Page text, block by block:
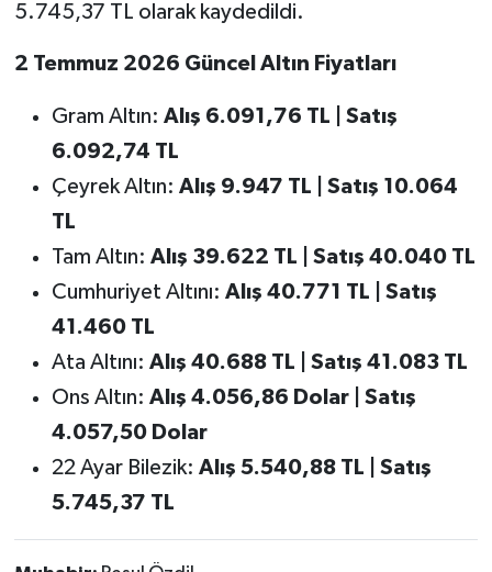
5.745,37 TL olarak kaydedildi.
2 Temmuz 2026 Güncel Altın Fiyatları
Gram Altın: Alış 6.091,76 TL | Satış
6.092,74 TL
Çeyrek Altın: Alış 9.947 TL | Satış 10.064
TL
Tam Altın: Alış 39.622 TL | Satış 40.040 TL
Cumhuriyet Altını: Alış 40.771 TL | Satış
41.460 TL
Ata Altını: Alış 40.688 TL | Satış 41.083 TL
Ons Altın: Alış 4.056,86 Dolar | Satış
4.057,50 Dolar
22 Ayar Bilezik: Alış 5.540,88 TL | Satış
5.745,37 TL